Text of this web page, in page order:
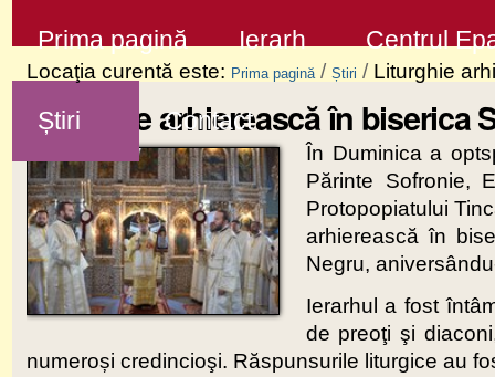
la
conţinut
Sari
la
navigare
Prima pagină Ierarh Centrul
Știri Contact
Locaţia curentă este: Prima pagină / Știri / Liturghie
Liturghie arhierească în biserica
În Duminica a
Părinte Sofronie,
Protopopiatului
arhierească în
Negru,
Ierarhul a fost
de preoţi şi
numeroși credincioşi. Răspunsurile liturgice au